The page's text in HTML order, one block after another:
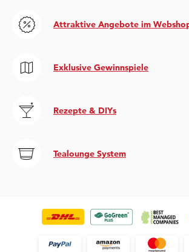
Attraktive Angebote im
Exklusive Gewinnspiele
Rezepte & DIYs
Tealounge System